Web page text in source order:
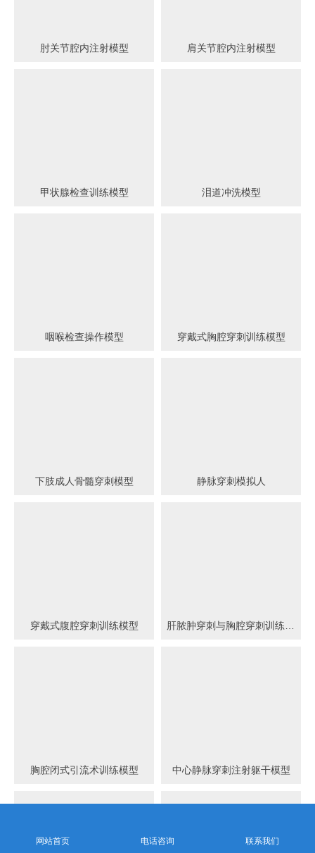
肘关节腔内注射模型 肩关节腔内注射模型
甲状腺检查训练模型 泪道冲洗模型
咽喉检查操作模型 穿戴式胸腔穿刺训练模型
下肢成人骨髓穿刺模型 静脉穿刺模拟人
穿戴式腹腔穿刺训练模型
胸腔闭式引流术训练模型 中心静脉穿刺注射躯干模型
网站首页 电话咨询 联系我们